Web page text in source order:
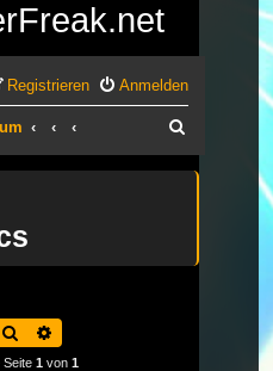
Anmelden
Registrieren
Suche
Seite 1 von 1